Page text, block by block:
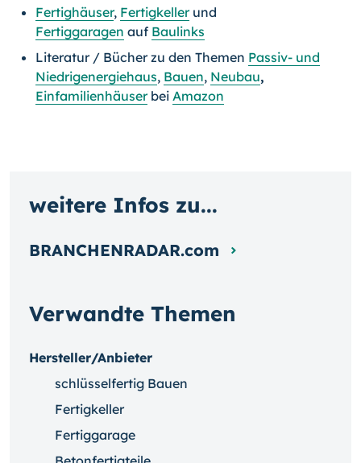
Fertighäuser, Fertigkellerund
Fertiggaragen auf Baulinks
Literatur / Bücher zu den Themen Passiv- und
Niedrigenergiehaus, Bauen, Neubau,
Einfamilienhäuserbei Amazon
Verwandte Themen
Hersteller/Anbieter
schlüsselfertig Bauen
Fertigkeller
Fertiggarage
weitere Infos zu...
BRANCHENRADAR.com